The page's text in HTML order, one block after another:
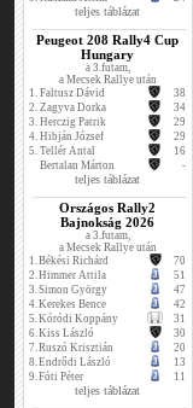
teljes táblázat
Peugeot 208 Rally4 Cup
Hungary
a 3.futam,
a Mecsek Rallye után
1. Faltusz Dávid
38
2. Zagyva Dorka
34
3. Herczig Patrik
29
4. Hibján József
29
5. Tellér Antal
16
Bertalan Márton
-
teljes táblázat
Országos Rally2
Bajnokság 2026
a 3.futam,
a Mecsek Rallye után
1.Békési Richárd
70
2.Himmer Attila
51
3.Simon György
47
4.Kerekes Bence
42
5.Kóródi Koppány
31
6.Kiss László
30
7.Ruszó Krisztián
20
8.Endrődi László
13
9.Fóti Péter 11
teljes táblázat